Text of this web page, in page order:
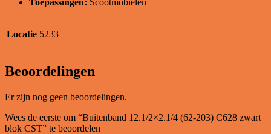
Locatie 5233
Beoordelingen
Er zijn nog geen beoordelingen.
Wees de eerste om “Buitenband 12.1/2×2.1/4 (62-203) C628 zwart
blok CST” te beoordelen